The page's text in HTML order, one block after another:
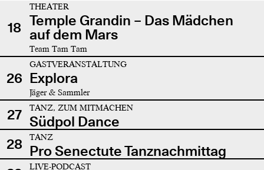
18
THEATER
Temple Grandin – Das Mädchen
auf dem Mars
Team Tam Tam
26
GASTVERANSTALTUNG
Explora
Jäger & Sammler
27 TANZ, ZUM MITMACHEN
Südpol Dance
28
TANZ
Pro Senectute Tanznachmittag
LIVE-PODCAST